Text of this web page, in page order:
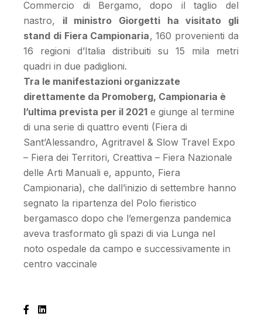
Commercio di Bergamo, dopo il taglio del
nastro, il ministro Giorgetti ha visitato gli
stand di Fiera Campionaria, 160 provenienti da
16 regioni d’Italia distribuiti su 15 mila metri
quadri in due padiglioni.
Tra le manifestazioni organizzate
direttamente da Promoberg, Campionaria è
l’ultima prevista per il 2021 e giunge al termine
di una serie di quattro eventi (Fiera di
Sant’Alessandro, Agritravel & Slow Travel Expo
– Fiera dei Territori, Creattiva – Fiera Nazionale
delle Arti Manuali e, appunto, Fiera
Campionaria), che dall’inizio di settembre hanno
segnato la ripartenza del Polo fieristico
bergamasco dopo che l’emergenza pandemica
aveva trasformato gli spazi di via Lunga nel
noto ospedale da campo e successivamente in
centro vaccinale